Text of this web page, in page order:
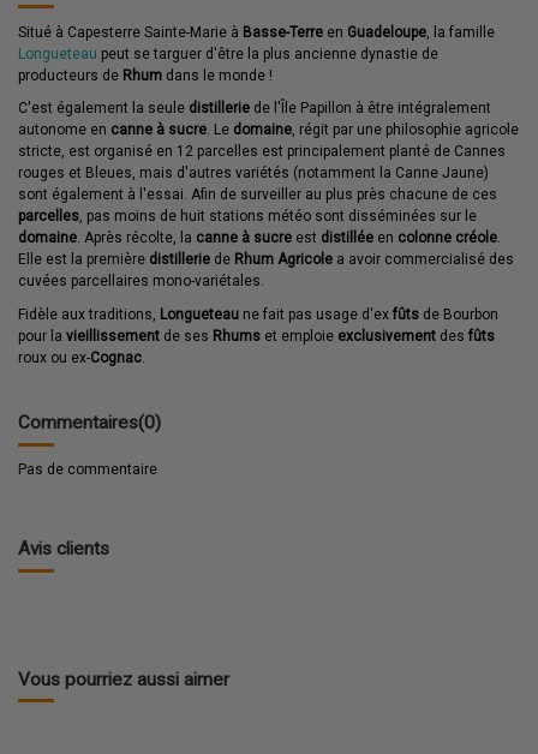
Situé à Capesterre Sainte-Marie à Basse-Terre en Guadeloupe , la famille
Longueteau peut se targuer d'être la plus ancienne dynastie de
producteurs de Rhum dans le monde !
C'est également la seule distillerie de l'Île Papillon à être intégralement
autonome en canne à sucre. Le domaine, régit par une philosophie agricole
stricte, est organisé en 12 parcelles est principalement planté de Cannes
rouges et Bleues, mais d'autres variétés (notamment la Canne Jaune)
sont également à l'essai. Afin de surveiller au plus près chacune de ces
parcelles, pas moins de huit stations météo sont disséminées sur le
domaine. Après récolte, la canne à sucre est distillée en colonne créole.
Elle est la première distillerie de Rhum Agricole a avoir commercialisé des
cuvées parcellaires mono-variétales.
Fidèle aux traditions, Longueteau ne fait pas usage d'ex fûts de Bourbon
pour la vieillissement de ses Rhums et emploie exclusivement des fûts
roux ou ex-Cognac
Commentaires(0)
Pas de commentaire
Avis clients
Vous pourriez aussi aimer